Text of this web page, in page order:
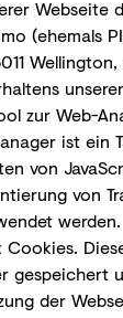
Webseite
(ehemals
zur Web-
ist ein
von
von
werden.
gespeichert
der